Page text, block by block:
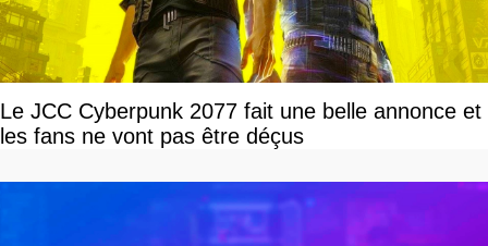
Le JCC Cyberpunk 2077 fait une belle annonce et
les fans ne vont pas être déçus